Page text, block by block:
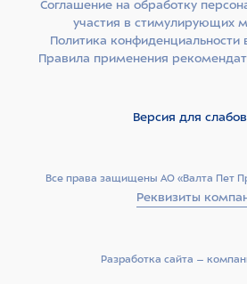
Все права защищены АО «Валта Пет
Реквизиты
Соглашение на обработку
участия в стимулирующих
Политика конфиденциальности
Правила применения
Версия для
Разработка сайта –­